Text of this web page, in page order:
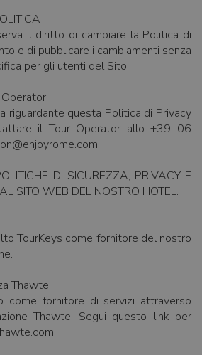
il diritto di cambiare la Politica di
e di pubblicare i cambiamenti senza
per gli utenti del Sito.
Operator
riguardante questa Politica di Privacy
il Tour Operator allo +39 06
DI SICUREZZA, PRIVACY E
SITO WEB DEL NOSTRO HOTEL.
TourKeys come fornitore del nostro
Thawte
come fornitore di servizi attraverso
Thawte. Segui questo link per